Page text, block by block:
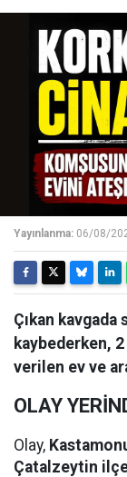
Yayınlanma: 06/08/
Çıkan kavgada
kaybederken, 2
verilen ev ve
OLAY
Olay,
Çatalzeytin